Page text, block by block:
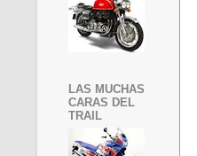
LAS MUCHAS
CARAS DEL
TRAIL